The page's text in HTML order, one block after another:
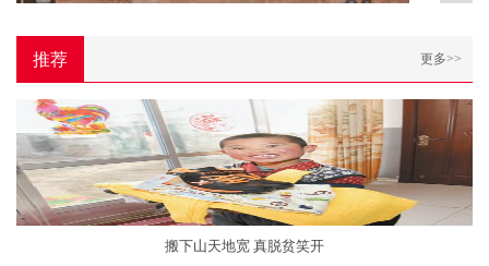
推荐 更多>>
搬下山天地宽 真脱贫笑开